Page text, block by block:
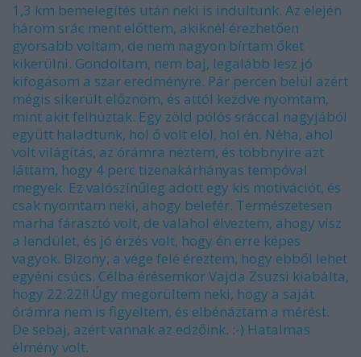
1,3 km bemelegítés után neki is indultunk. Az elején
három srác ment előttem, akiknél érezhetően
gyorsabb voltam, de nem nagyon bírtam őket
kikerülni. Gondoltam, nem baj, legalább lesz jó
kifogásom a szar eredményre. Pár percen belül azért
mégis sikerült előznöm, és attól kezdve nyomtam,
mint akit felhúztak. Egy zöld pólós sráccal nagyjából
együtt haladtunk, hol ő volt elöl, hol én. Néha, ahol
volt világítás, az órámra néztem, és többnyire azt
láttam, hogy 4 perc tizenakárhányas tempóval
megyek. Ez valószínűleg adott egy kis motivációt, és
csak nyomtam neki, ahogy belefér. Természetesen
marha fárasztó volt, de valahol élveztem, ahogy visz
a lendület, és jó érzés volt, hogy én erre képes
vagyok. Bizony, a vége felé éreztem, hogy ebből lehet
egyéni csúcs. Célba érésemkor Vajda Zsuzsi kiabálta,
hogy 22:22!! Úgy megörültem neki, hogy a saját
órámra nem is figyeltem, és elbénáztam a mérést.
De sebaj, azért vannak az edzőink. :-) Hatalmas
élmény volt.